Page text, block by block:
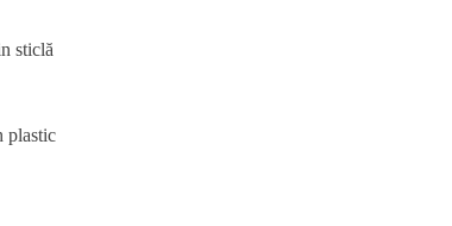
sticlă
plastic